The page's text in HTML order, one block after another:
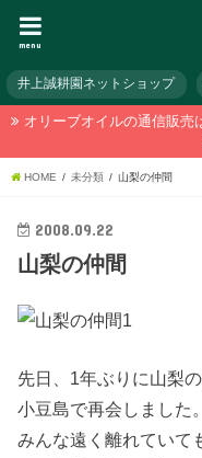
menu
井上誠耕園ネットショップ
オリーブオイルの通信販売
HOME 未分類 山梨の仲間
2008.09.22
山梨の仲間
先日、1年ぶりに山梨
小豆島で再会しました。
みんな遠く離れていて